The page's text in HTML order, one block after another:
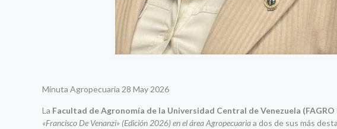
Minuta Agropecuaria 28 May 2026
La Facultad de Agronomía de la Universidad Central de Venezuela (FAGRO
«Francisco De Venanzi» (Edición 2026) en el área Agropecuariaa dos de sus más